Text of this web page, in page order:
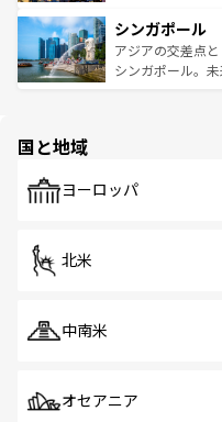
参照してほしい。
激する。気候は
が待っている。
た文化、そして
み、どこを訪れ
ており、効率よ
うな絶景から文
シンガポール
アジアの交差点
シンガポール。
で、ホーカーズ
国と地域
ヨーロッパ
北米
中南米
オセアニア